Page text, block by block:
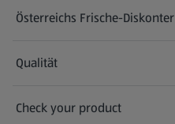
Österreichs Frische-Diskonter
Qualität
Check your product
(öffnet in einem neuen Tab)